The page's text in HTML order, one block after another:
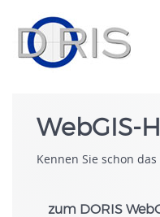
WebGIS-
Kennen Sie schon
zum DORIS